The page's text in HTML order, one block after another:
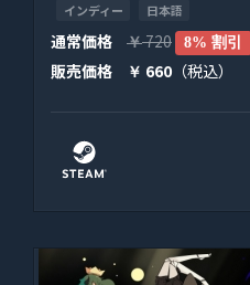
インディー
日本語
通常価格 ￥720 8% 割引
販売価格 ￥ 660 （税込）